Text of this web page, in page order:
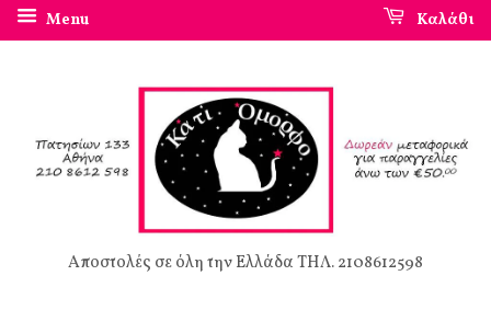
Menu Καλάθι
Αποστολές σε όλη την Ελλάδα ΤΗΛ. 2108612598